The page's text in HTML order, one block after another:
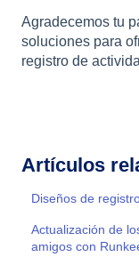
Agradecemos tu
soluciones para
registro de
Artículos
Diseños de
Actualización de
amigos con